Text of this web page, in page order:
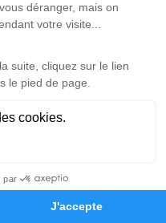
Hommages
hommage est
Je rends hommage
Je rends hommage